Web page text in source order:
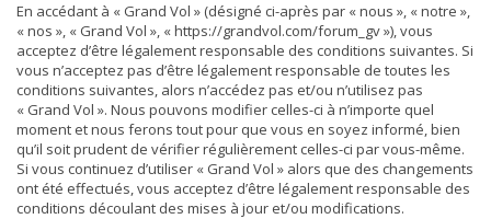
En accédant à « Grand Vol » (désigné ci-après par « nous », « notre »,
« nos », « Grand Vol », « https://grandvol.com/forum_gv »), vous
acceptez d’être légalement responsable des conditions suivantes. Si
vous n’acceptez pas d’être légalement responsable de toutes les
conditions suivantes, alors n’accédez pas et/ou n’utilisez pas
« Grand Vol ». Nous pouvons modifier celles-ci à n’importe quel
moment et nous ferons tout pour que vous en soyez informé, bien
qu’il soit prudent de vérifier régulièrement celles-ci par vous-même.
Si vous continuez d’utiliser « Grand Vol » alors que des changements
ont été effectués, vous acceptez d’être légalement responsable des
conditions découlant des mises à jour et/ou modifications.